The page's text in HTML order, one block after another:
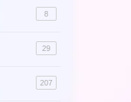
8
29
207